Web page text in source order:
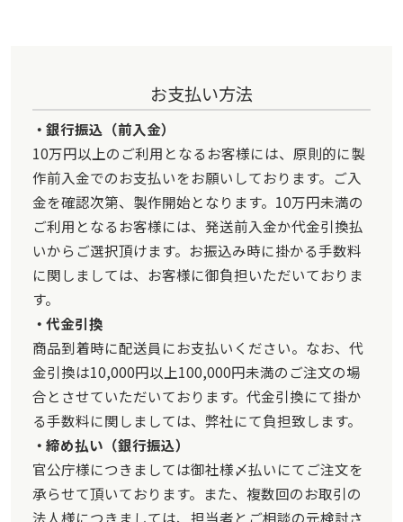
お支払い方法
銀行振込（前入金）
10万円以上のご利用となるお客様には、原則的に製
作前入金でのお支払いをお願いしております。ご入
金を確認次第、製作開始となります。10万円未満の
ご利用となるお客様には、発送前入金か代金引換払
いからご選択頂けます。お振込み時に掛かる手数料
に関しましては、お客様に御負担いただいておりま
す。
代金引換
商品到着時に配送員にお支払いください。なお、代
金引換は10,000円以上100,000円未満のご注文の場
合とさせていただいております。代金引換にて掛か
る手数料に関しましては、弊社にて負担致します。
締め払い（銀行振込）
官公庁様につきましては御社様〆払いにてご注文を
承らせて頂いております。また、複数回のお取引の
法人様につきましては、担当者とご相談の元検討さ